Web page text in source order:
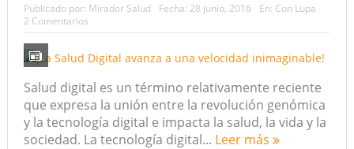
Publicado por: Mirador Salud Fecha: 28 junio, 2016 En: Con Lupa
2 Comentarios
Salud digital es un término relativamente reciente
que expresa la unión entre la revolución genómica
y la tecnología digital e impacta la salud, la vida y la
sociedad. La tecnología digital... Leer más